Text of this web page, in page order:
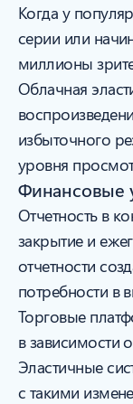
Когда у
серии или
миллионы
Облачная
избыточного
уровня
Финансовые
Отчетность в
закрытие и
отчетности
потребности в
Торговые
в зависимости
Эластичные
с такими